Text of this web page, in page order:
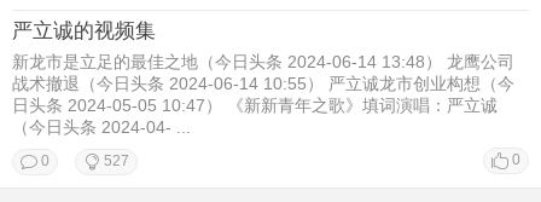
严立诚的视频集
新龙市是立足的最佳之地（今日头条 2024-06-14 13:48） 龙鹰公司
战术撤退（今日头条 2024-06-14 10:55） 严立诚龙市创业构想（今
日头条 2024-05-05 10:47） 《新新青年之歌》填词演唱：严立诚
（今日头条 2024-04- ...
0
0 527